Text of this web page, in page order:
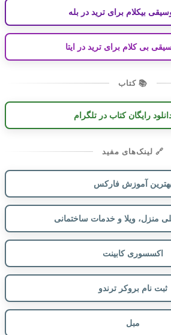
بیکلام برای ترید در بله
بی کلام برای ترید در ایتا
📚 کتاب
رایگان کتاب در تلگرام
🔗 لینک‌های مفید
آموزش فارکس
منزل، ویلا و خدمات ساختمانی
اکسسوری کابینت
ثبت نام بروکر ترندو
مبل